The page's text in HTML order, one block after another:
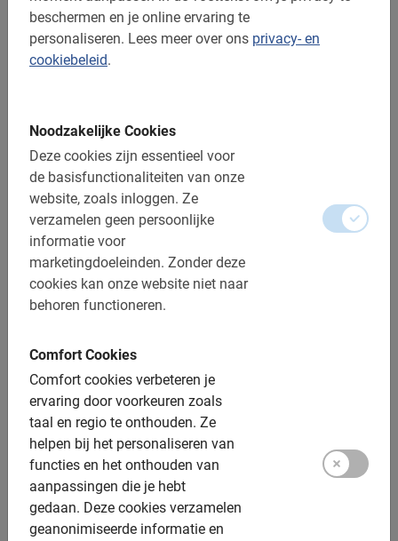
beschermen en je online ervaring te
personaliseren. Lees meer over ons privacy- en
cookiebeleid.
Noodzakelijke Cookies
Deze cookies zijn essentieel voor
de basisfunctionaliteiten van onze
website, zoals inloggen. Ze
verzamelen geen persoonlijke
informatie voor
marketingdoeleinden. Zonder deze
cookies kan onze website niet naar
behoren functioneren.
Comfort Cookies
Comfort cookies verbeteren je
ervaring door voorkeuren zoals
taal en regio te onthouden. Ze
helpen bij het personaliseren van
functies en het onthouden van
aanpassingen die je hebt
gedaan. Deze cookies verzamelen
geanonimiseerde informatie en
3 uur
Sevilla Studentenfietstour
meest leerzame activiteit.
€ 27,50
n.v.t.
Fietsverhuur in Sevilla
Naast de tours in Sevilla bieden we ook fietsverhuur aan.
Huur een fiets en ga zelf op pad. Voor de zelfstandige